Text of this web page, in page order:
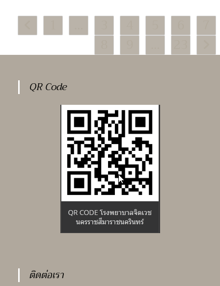
การ
ครั้ง
และ
รับ
การ
สมรรถนะ
ครั้ง
ลูกจ้าง
ชั่วคราว
ตำแหน่ง
นาย
ช่างไฟ
ฟ้า
จำนวน
อัตรา
และ
ตำแหน่ง
พิมพ์
ม.6
QR Code
ติดต่อเรา